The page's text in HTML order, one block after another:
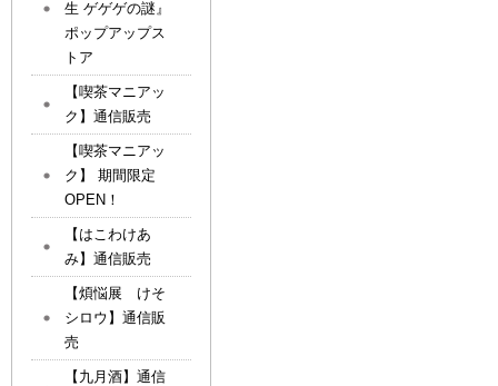
生 ゲゲゲの謎』
ポップアップス
トア
【喫茶マニアッ
ク】通信販売
【喫茶マニアッ
ク】 期間限定
OPEN！
【はこわけあ
み】通信販売
【煩悩展 けそ
シロウ】通信販
売
【九月酒】通信